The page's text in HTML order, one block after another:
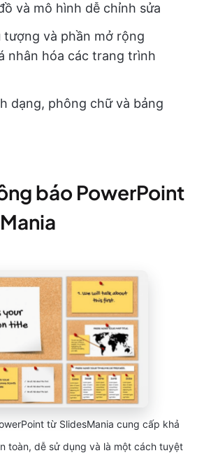
và mô hình dễ chỉnh sửa
tượng và phần mở rộng
nhân hóa các trang trình
dạng, phông chữ và bảng
báo PowerPoint
từ SlidesMania cung cấp khả
toàn, dễ sử dụng và là một cách tuyệt